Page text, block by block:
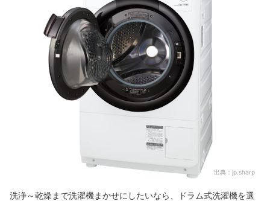
出典： jp.sharp
洗浄～乾燥まで洗濯機まかせにしたいなら、ドラム式洗濯機を選